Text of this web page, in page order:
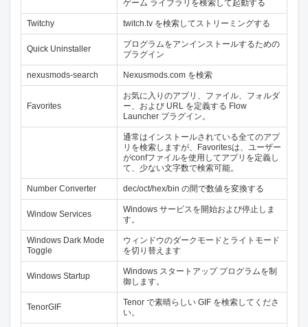
ゲーム ライブラリを検索して起動する
Twitchy twitch.tv を検索してストリーミングする
Quick Uninstaller
プログラムをアンインストールするための
プラグイン
nexusmods-search Nexusmods.com を検索
Favorites
お気に入りのアプリ、ファイル、フォルダ
ー、および URL を定義する Flow
Launcher プラグイン。
通常はインストールされている全てのアプ
リを検索しますが、Favoritesは、ユーザー
がconfファイルを使用してアプリを定義し
て、少ない文字数で検索可能。
Number Converter dec/oct/hex/bin の間で数値を変換する
Window Services
Windows サービスを開始および停止しま
す。
Windows Dark Mode
Toggle
ウィンドウのダークモードとライトモード
を切り替えます
Windows Startup
Windows スタートアップ プログラムを制
御します。
TenorGIF
Tenor で素晴らしい GIF を検索してくださ
い。